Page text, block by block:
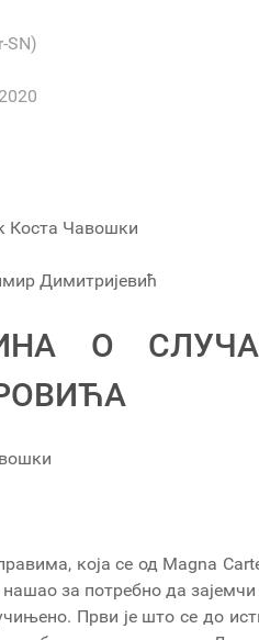
SN)
Коста Чавошки
Димитријевић
О
која се од Magna
нашао за потребно да
Први је што се до